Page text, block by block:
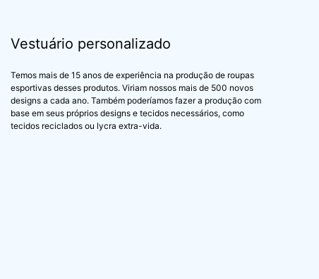
Vestuário personalizado
Temos mais de 15 anos de experiência na produção de roupas
esportivas desses produtos. Viriam nossos mais de 500 novos
designs a cada ano. Também poderíamos fazer a produção com
base em seus próprios designs e tecidos necessários, como
tecidos reciclados ou lycra extra-vida.